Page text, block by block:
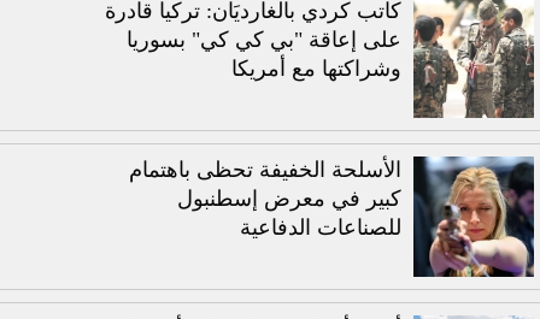
كاتب كردي بالغارديَان: تركيا قادرة
على إعاقة "بي كي كي" بسوريا
وشراكتها مع أمريكا
الأسلحة الخفيفة تحظى باهتمام
كبير في معرض إسطنبول
للصناعات الدفاعية